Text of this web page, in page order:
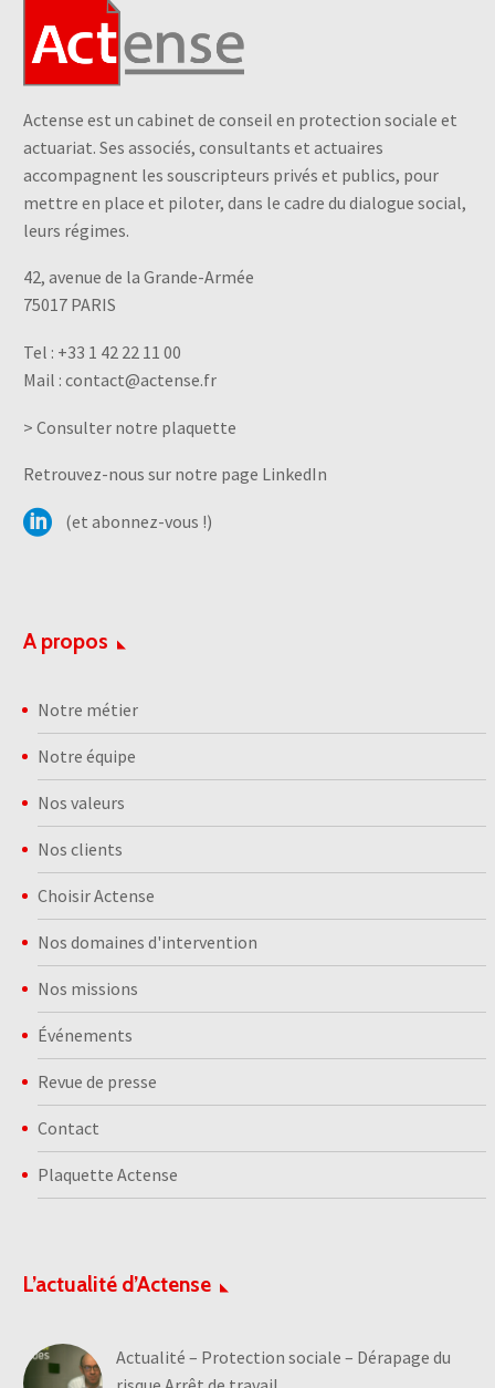
Actense est un cabinet de conseil en protection sociale et
actuariat. Ses associés, consultants et actuaires
accompagnent les souscripteurs privés et publics, pour
mettre en place et piloter, dans le cadre du dialogue social,
leurs régimes.
42, avenue de la Grande-Armée
75017 PARIS
Tel : +33 1 42 22 11 00
Mail : contact@actense.fr
> Consulter notre plaquette
Retrouvez-nous sur notre page LinkedIn
(et abonnez-vous !)
A propos
Notre métier
Notre équipe
Nos valeurs
Nos clients
Choisir Actense
Nos domaines d'intervention
Nos missions
Événements
Revue de presse
Contact
Plaquette Actense
L’actualité d’Actense
Actualité – Protection sociale – Dérapage du